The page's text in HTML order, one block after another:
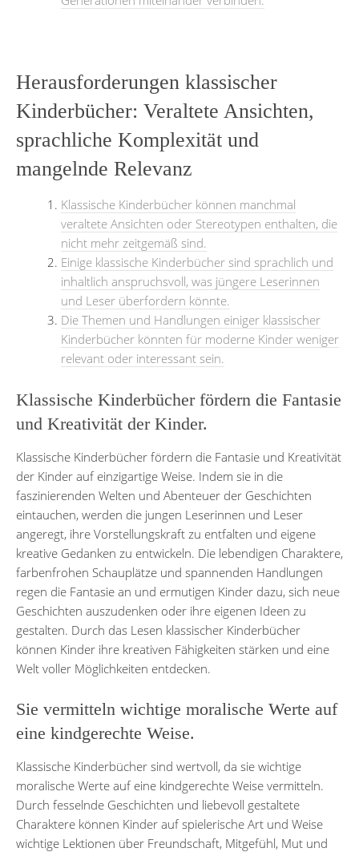
Herausforderungen klassischer
Kinderbücher: Veraltete Ansichten,
sprachliche Komplexität und
mangelnde Relevanz
Klassische Kinderbücher können manchmal
veraltete Ansichten oder Stereotypen enthalten, die
nicht mehr zeitgemäß sind.
Einige klassische Kinderbücher sind sprachlich und
inhaltlich anspruchsvoll, was jüngere Leserinnen
und Leser überfordern könnte.
Die Themen und Handlungen einiger klassischer
Kinderbücher könnten für moderne Kinder weniger
relevant oder interessant sein.
Klassische Kinderbücher fördern die Fantasie
und Kreativität der Kinder.
Klassische Kinderbücher fördern die Fantasie und Kreativität
der Kinder auf einzigartige Weise. Indem sie in die
faszinierenden Welten und Abenteuer der Geschichten
eintauchen, werden die jungen Leserinnen und Leser
angeregt, ihre Vorstellungskraft zu entfalten und eigene
kreative Gedanken zu entwickeln. Die lebendigen Charaktere,
farbenfrohen Schauplätze und spannenden Handlungen
regen die Fantasie an und ermutigen Kinder dazu, sich neue
Geschichten auszudenken oder ihre eigenen Ideen zu
gestalten. Durch das Lesen klassischer Kinderbücher
können Kinder ihre kreativen Fähigkeiten stärken und eine
Welt voller Möglichkeiten entdecken.
Sie vermitteln wichtige moralische Werte auf
eine kindgerechte Weise.
Klassische Kinderbücher sind wertvoll, da sie wichtige
moralische Werte auf eine kindgerechte Weise vermitteln.
Durch fesselnde Geschichten und liebevoll gestaltete
Charaktere können Kinder auf spielerische Art und Weise
wichtige Lektionen über Freundschaft, Mitgefühl, Mut und